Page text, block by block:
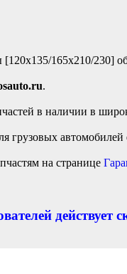
165x210/230]
.
в наличии в
грузовых автомобилей
на странице
действует